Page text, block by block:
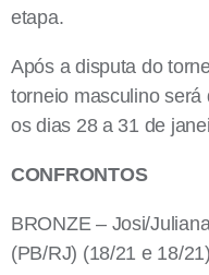
etapa.
Após a disputa do
torneio masculino
os dias 28 a 31 de
CONFRONTOS
BRONZE – Josi/
(PB/RJ) (18/21 e 18/21)